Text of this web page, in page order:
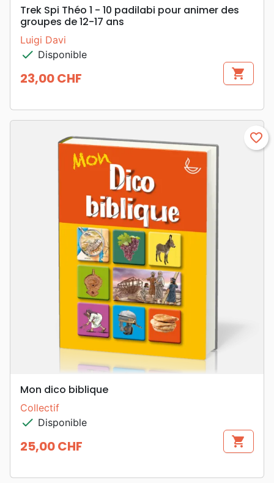
Trek Spi Théo 1 - 10 padilabi pour animer des
groupes de 12-17 ans
Luigi Davi
check Disponible
Prix
23,00 CHF shopping_cart
favorite_border
Mon dico biblique
Collectif
check Disponible
Prix
25,00 CHF shopping_cart